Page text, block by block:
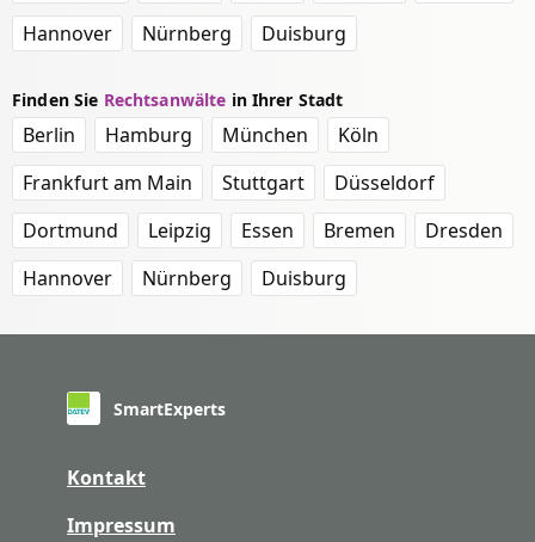
Hannover
Nürnberg Duisburg
Finden Sie Rechtsanwälte in Ihrer Stadt
Berlin Hamburg München
Köln
Frankfurt am Main
Stuttgart
Düsseldorf
Dortmund
Leipzig Essen Bremen
Dresden
Hannover
Nürnberg Duisburg
SmartExperts
Kontakt
Impressum